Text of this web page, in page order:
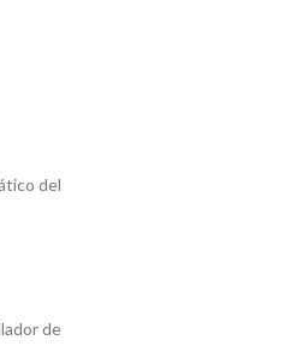
del
de